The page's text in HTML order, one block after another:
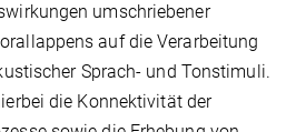
umschriebener
auf die Verarbeitung
Sprach- und Tonstimuli.
die Konnektivität der